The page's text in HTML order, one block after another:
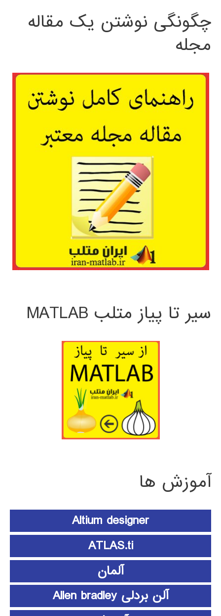
چگونگی نوشتن یک مقاله
مجله
سیر تا پیاز متلب MATLAB
آموزش ها
Altium designer
ATLAS.ti
آلمان
آلن بردلی Allen bradley